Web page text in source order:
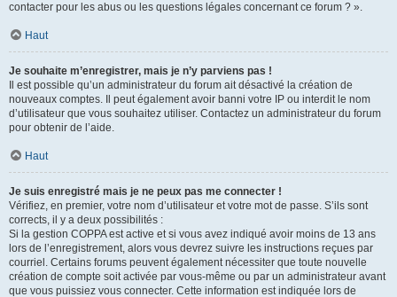
contacter pour les abus ou les questions légales concernant ce forum ? ».
Haut
Je souhaite m’enregistrer, mais je n’y parviens pas !
Il est possible qu’un administrateur du forum ait désactivé la création de
nouveaux comptes. Il peut également avoir banni votre IP ou interdit le nom
d’utilisateur que vous souhaitez utiliser. Contactez un administrateur du forum
pour obtenir de l’aide.
Haut
Je suis enregistré mais je ne peux pas me connecter !
Vérifiez, en premier, votre nom d’utilisateur et votre mot de passe. S’ils sont
corrects, il y a deux possibilités :
Si la gestion COPPA est active et si vous avez indiqué avoir moins de 13 ans
lors de l’enregistrement, alors vous devrez suivre les instructions reçues par
courriel. Certains forums peuvent également nécessiter que toute nouvelle
création de compte soit activée par vous-même ou par un administrateur avant
que vous puissiez vous connecter. Cette information est indiquée lors de